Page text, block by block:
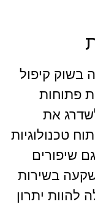
בשוק קיפול
פתוחות
את
טכנולוגיות
שיפורים
בשירות
להוות יתרון